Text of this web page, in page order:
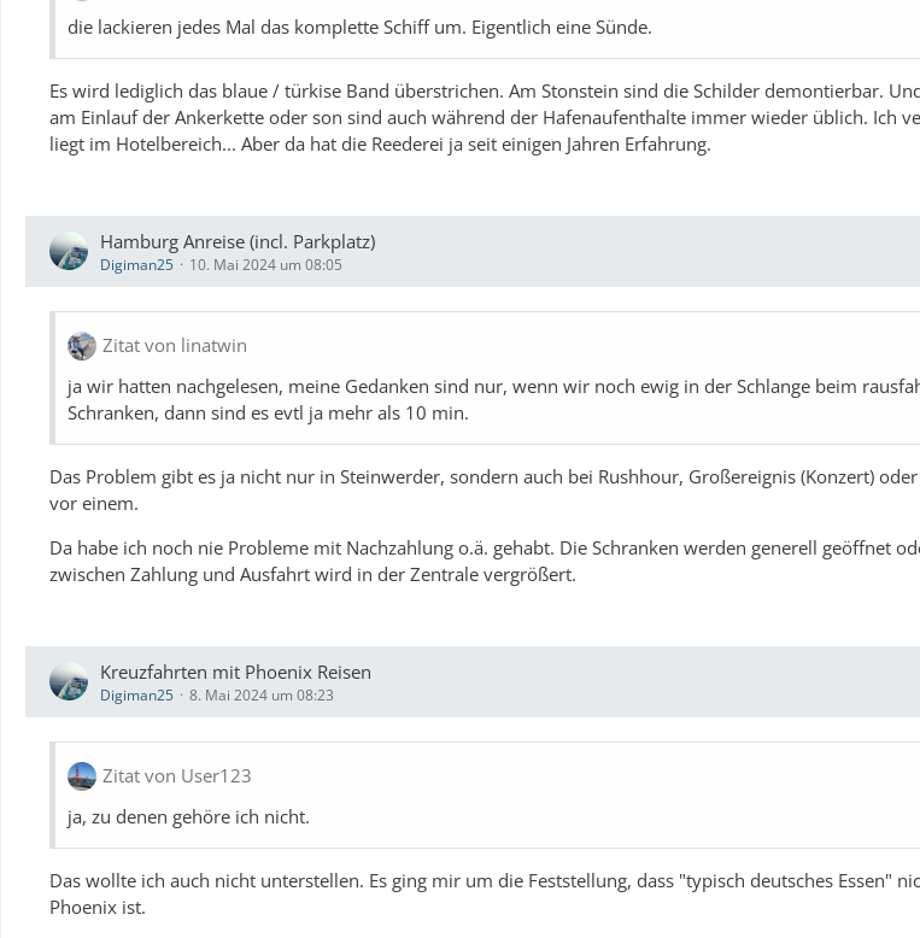
die lackieren jedes Mal das komplette Schiff um. Eigentlich eine Sünde.
Es wird lediglich das blaue / türkise Band überstrichen. Am Stonstein sind die Schilder demontierbar.
am Einlauf der Ankerkette oder son sind auch während der Hafenaufenthalte immer wieder üblich. Ich
liegt im Hotelbereich... Aber da hat die Reederei ja seit einigen Jahren Erfahrung.
Hamburg Anreise (incl. Parkplatz)
Digiman25 10. Mai 2024 um 08:05
Zitat von linatwin
ja wir hatten nachgelesen, meine Gedanken sind nur, wenn wir noch ewig in der Schlange beim
Schranken, dann sind es evtl ja mehr als 10 min.
Das Problem gibt es ja nicht nur in Steinwerder, sondern auch bei Rushhour, Großereignis (Konzert)
vor einem.
Da habe ich noch nie Probleme mit Nachzahlung o.ä. gehabt. Die Schranken werden generell geöffnet
zwischen Zahlung und Ausfahrt wird in der Zentrale vergrößert.
Kreuzfahrten mit Phoenix Reisen
Digiman25 8. Mai 2024 um 08:23
Zitat von User123
ja, zu denen gehöre ich nicht.
Das wollte ich auch nicht unterstellen. Es ging mir um die Feststellung, dass "typisch deutsches Essen"
Phoenix ist.